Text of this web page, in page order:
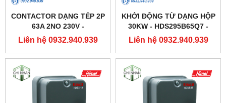
CONTACTOR DẠNG TÉP 2P
63A 2NO 230V -
HDCH8S63220 - HIMEL
Liên hệ 0932.940.939
KHỞI ĐỘNG TỪ DẠNG HỘP
30KW - HDS295B65Q7 -
HIMEL
Liên hệ 0932.940.939